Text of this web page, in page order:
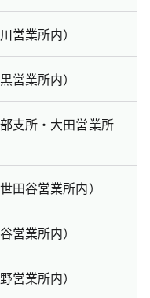
営業所内）
営業所内）
支所・大田営業所
田谷営業所内）
営業所内）
営業所内）